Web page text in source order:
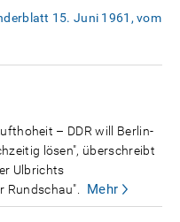
15. Juni 1961, vom
– DDR will Berlin-
lösen", überschreibt
Ulbrichts
Rundschau".
Mehr